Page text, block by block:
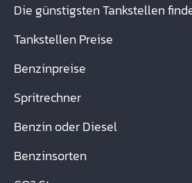
Die günstigsten Tankstellen
Tankstellen Preise
Benzinpreise
Spritrechner
Benzin oder Diesel
Benzinsorten